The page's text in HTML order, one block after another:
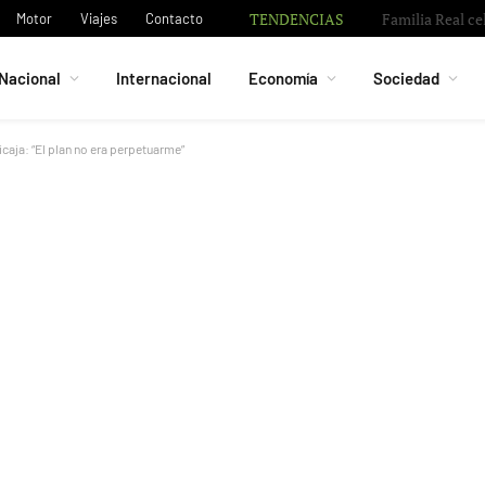
Motor Viajes Contacto TENDENCIAS Familia Real
Nacional Internacional Economía Sociedad
“El plan no era perpetuarme”